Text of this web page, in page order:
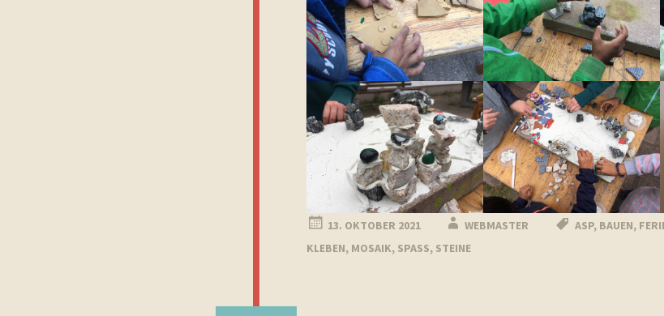
13. OKTOBER 2021 WEBMASTER ASP, BAUEN,
KLEBEN, MOSAIK, SPASS , STEINE